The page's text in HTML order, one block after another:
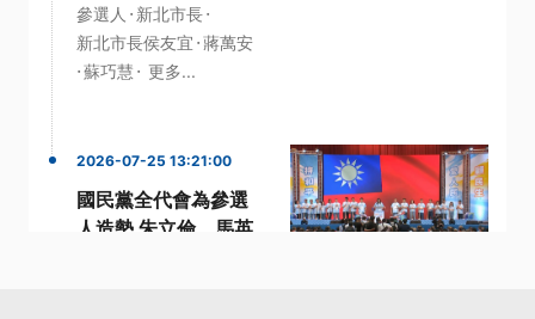
參選人 · 新北市長·
新北市長侯友宜 ·蔣萬安
·蘇巧慧 · 更多...
2026-07-25 13:21:00
國民黨全代會為參選
人造勢 朱立倫、馬英